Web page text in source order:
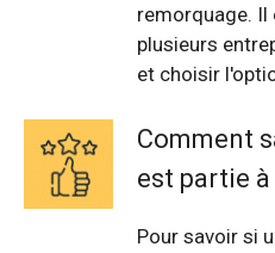
remorquage.
plusieurs
et choisir
Comment
est partie à
Pour savoir si